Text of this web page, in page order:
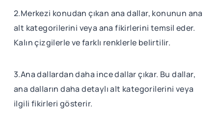
2.Merkezi konudan çıkan ana dallar, konunun ana
alt kategorilerini veya ana fikirlerini temsil eder.
Kalın çizgilerle ve farklı renklerle belirtilir.
3.Ana dallardan daha ince dallar çıkar. Bu dallar,
ana dalların daha detaylı alt kategorilerini veya
ilgili fikirleri gösterir.